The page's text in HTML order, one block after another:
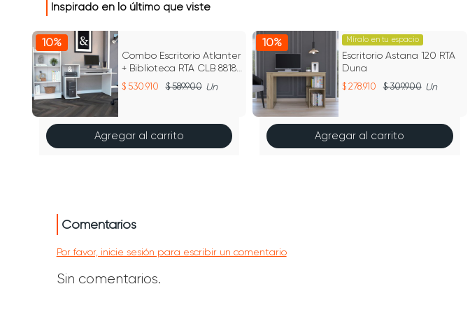
Inspirado en lo último que viste
10%
Combo Escritorio Atlanter
+ Biblioteca RTA CLB 8818
Rovere
530.910 589.900 Un
Agregar al carrito
10% Míralo en tu espacio
Escritorio Astana 120 RTA
Duna
278.910 309.900 Un
Agregar al carrito
Comentarios
Por favor, inicie sesión para escribir un comentario
Sin comentarios.